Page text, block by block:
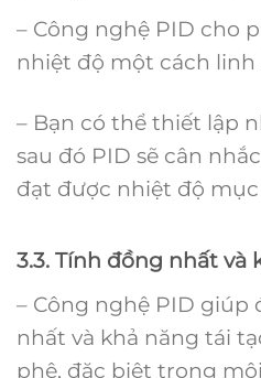
– Công nghệ PID cho
nhiệt độ một cách linh
– Bạn có thể thiết lập
sau đó PID sẽ cân
đạt được nhiệt độ
3.3. Tính đồng nhất và
– Công nghệ PID giúp
nhất và khả năng tái
phê, đặc biệt trong